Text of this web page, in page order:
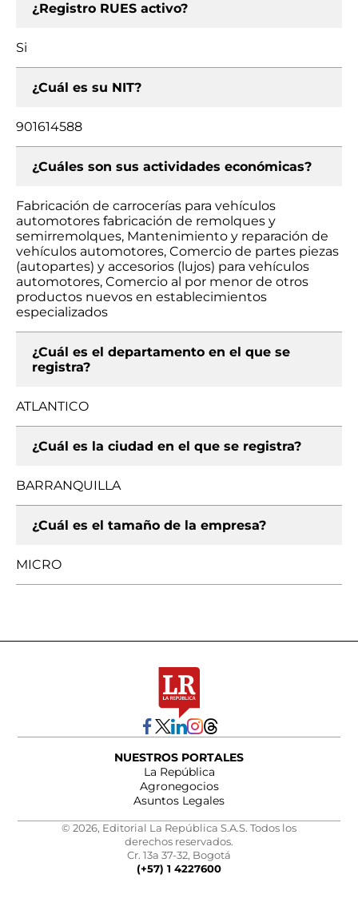
¿Registro RUES activo?
Si
¿Cuál es su NIT?
901614588
¿Cuáles son sus actividades económicas?
Fabricación de carrocerías para vehículos
automotores fabricación de remolques y
semirremolques, Mantenimiento y reparación de
vehículos automotores, Comercio de partes piezas
(autopartes) y accesorios (lujos) para vehículos
automotores, Comercio al por menor de otros
productos nuevos en establecimientos
especializados
¿Cuál es el departamento en el que se
registra?
ATLANTICO
¿Cuál es la ciudad en el que se registra?
BARRANQUILLA
¿Cuál es el tamaño de la empresa?
MICRO
NUESTROS PORTALES
La República
Agronegocios
Asuntos Legales
© 2026, Editorial La República S.A.S. Todos los
derechos reservados.
Cr. 13a 37-32, Bogotá
(+57) 1 4227600